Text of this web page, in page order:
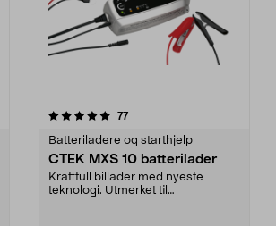
77anmeldelser
Batteriladere og starthjelp
CTEK MXS 10 batterilader
Kraftfull billader med nyeste
teknologi. Utmerket til
4.5 av 5 stjerner